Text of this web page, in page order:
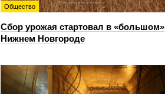
Общество
Сбор урожая стартовал в «большом»
Нижнем Новгороде